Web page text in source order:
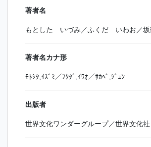
著者名
もとした いづみ／ふくだ いわお／
著者名カナ形
ﾓﾄｼﾀ,ｲｽﾞﾐ／ﾌｸﾀﾞ,ｲﾜｵ／ｻｶﾍﾞ,ｼﾞｭﾝ
出版者
世界文化ワンダーグループ／世界文化社